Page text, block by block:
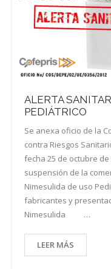
ALERTA
PEDIÁTRICO
Se anexa oficio de la
contra Riesgos
fecha 25 de octubre
suspensión de la
Nimesulida de uso
fabricantes y
Nimesulida …
LEER MÁS